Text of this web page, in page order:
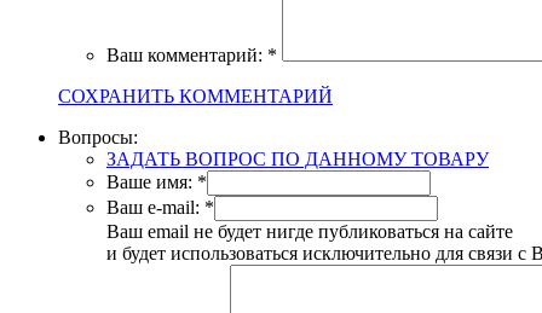
Ваш комментарий: *
СОХРАНИТЬ КОММЕНТАРИЙ
Вопросы:
ЗАДАТЬ ВОПРОС ПО ДАННОМУ ТОВАРУ
Ваше имя: *
Ваш e-mail: *
Ваш email не будет нигде публиковаться на сайте
и будет использоваться исключительно для связи с